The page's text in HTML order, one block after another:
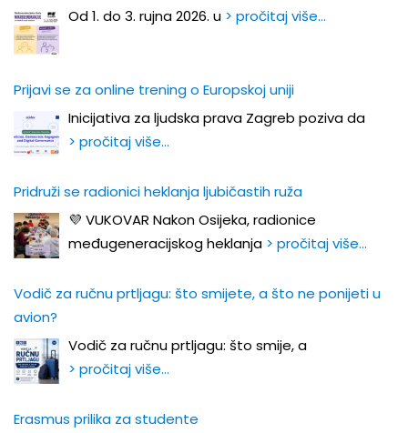
Od 1. do 3. rujna 2026. u > pročitaj više…
Prijavi se za online trening o Europskoj uniji
Inicijativa za ljudska prava Zagreb poziva da
> pročitaj više…
Pridruži se radionici heklanja ljubičastih ruža
💜 VUKOVAR Nakon Osijeka, radionice
međugeneracijskog heklanja > pročitaj više…
Vodič za ručnu prtljagu: što smijete, a što ne ponijeti u
avion?
Vodič za ručnu prtljagu: što smije, a
> pročitaj više…
Erasmus prilika za studente